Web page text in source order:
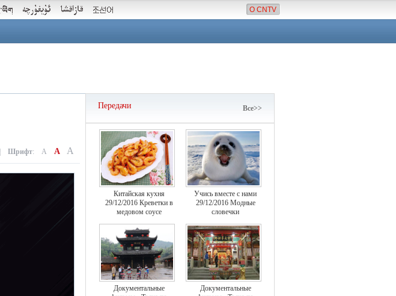
О CNTV
Шрифт: A A A
Передачи Все>>
Китайская кухня
29/12/2016 Креветки в
медовом соусе
Учись вместе с нами
29/12/2016 Модные
словечки
Документальные
Документальные